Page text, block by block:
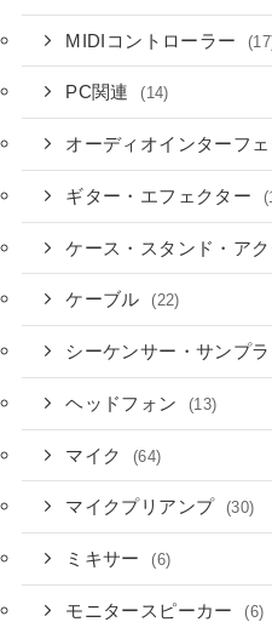
MIDIコントローラー
PC関連 (14)
オーディオインターフェ
ギター・エフェクター
ケース・スタンド・アク
ケーブル (22)
シーケンサー・サンプ
ヘッドフォン (13)
マイク (64)
マイクプリアンプ (30)
ミキサー (6)
モニタースピーカー (6)